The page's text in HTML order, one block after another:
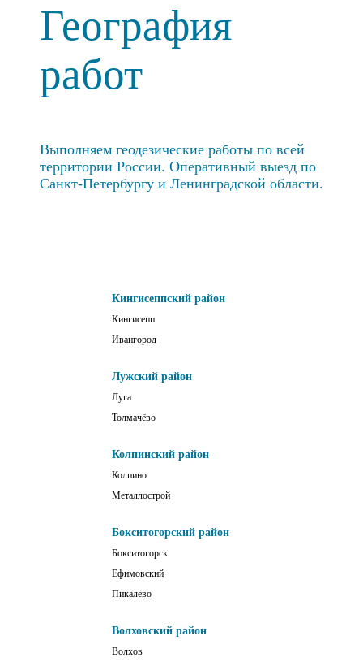
География
работ
Выполняем геодезические работы по всей
территории России. Оперативный выезд по
Санкт-Петербургу и Ленинградской области.
Кингисеппский район
Кингисепп
Ивангород
Лужский район
Луга
Толмачёво
Колпинский район
Колпино
Металлострой
Бокситогорский район
Бокситогорск
Ефимовский
Пикалёво
Волховский район
Волхов